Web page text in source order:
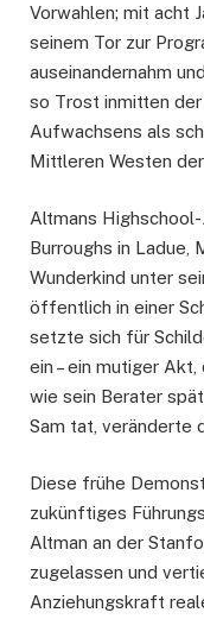
Vorwahlen; mit acht
seinem Tor zur
auseinandernahm
so Trost inmitten
Aufwachsens als
Mittleren Westen
Altmans
Burroughs in Ladue,
Wunderkind unter
öffentlich in einer
setzte sich für
ein – ein mutiger
wie sein Berater
Sam tat, veränderte
Diese frühe
zukünftiges
Altman an der
zugelassen und
Anziehungskraft